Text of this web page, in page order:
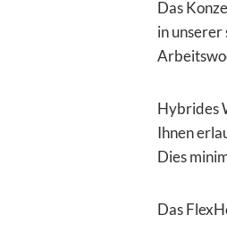
Das
in
Hybrides
Ihnen
Dies
Das